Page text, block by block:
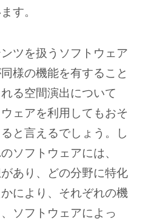
す。
ツを扱うソフトウェア
様の機能を有すること
る空間演出について
ェアを利用してもおそ
と言えるでしょう。
し
ソフトウェアには、
あり、どの分野に特化
により、それぞれの機
ソフトウェアによっ